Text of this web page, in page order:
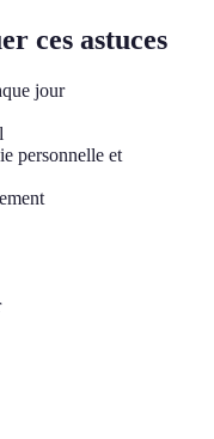
ces astuces
jour
personnelle et